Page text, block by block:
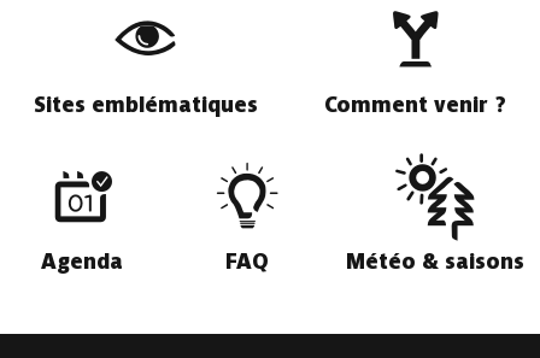
Sites emblématiques Comment venir ?
Agenda FAQ Météo & saisons